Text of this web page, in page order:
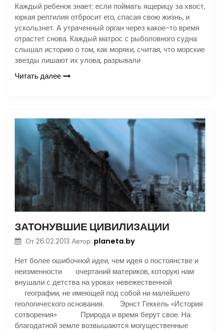
Каждый ребенок знает: если поймать ящерицу за хвост,
юркая рептилия отбросит его, спасая свою жизнь, и
ускользнет. А утраченный орган через какое-то время
отрастет снова. Каждый матрос с рыболовного судна
слышал историю о том, как моряки, считая, что морские
звезды лишают их улова, разрывали
Читать далее
ЗАТОНУВШИЕ ЦИВИЛИЗАЦИИ
От 26.02.2013 Автор: planeta.by
Нет более ошибочной идеи, чем идея о постоянстве и
неизменности очертаний материков, которую нам
внушали с детства на уроках невежественной
географии, не имеющей под собой ни малейшего
геологического основания. Эрнст Геккель «История
сотворения» Природа и время берут свое. На
благодатной земле возвышаются могущественные